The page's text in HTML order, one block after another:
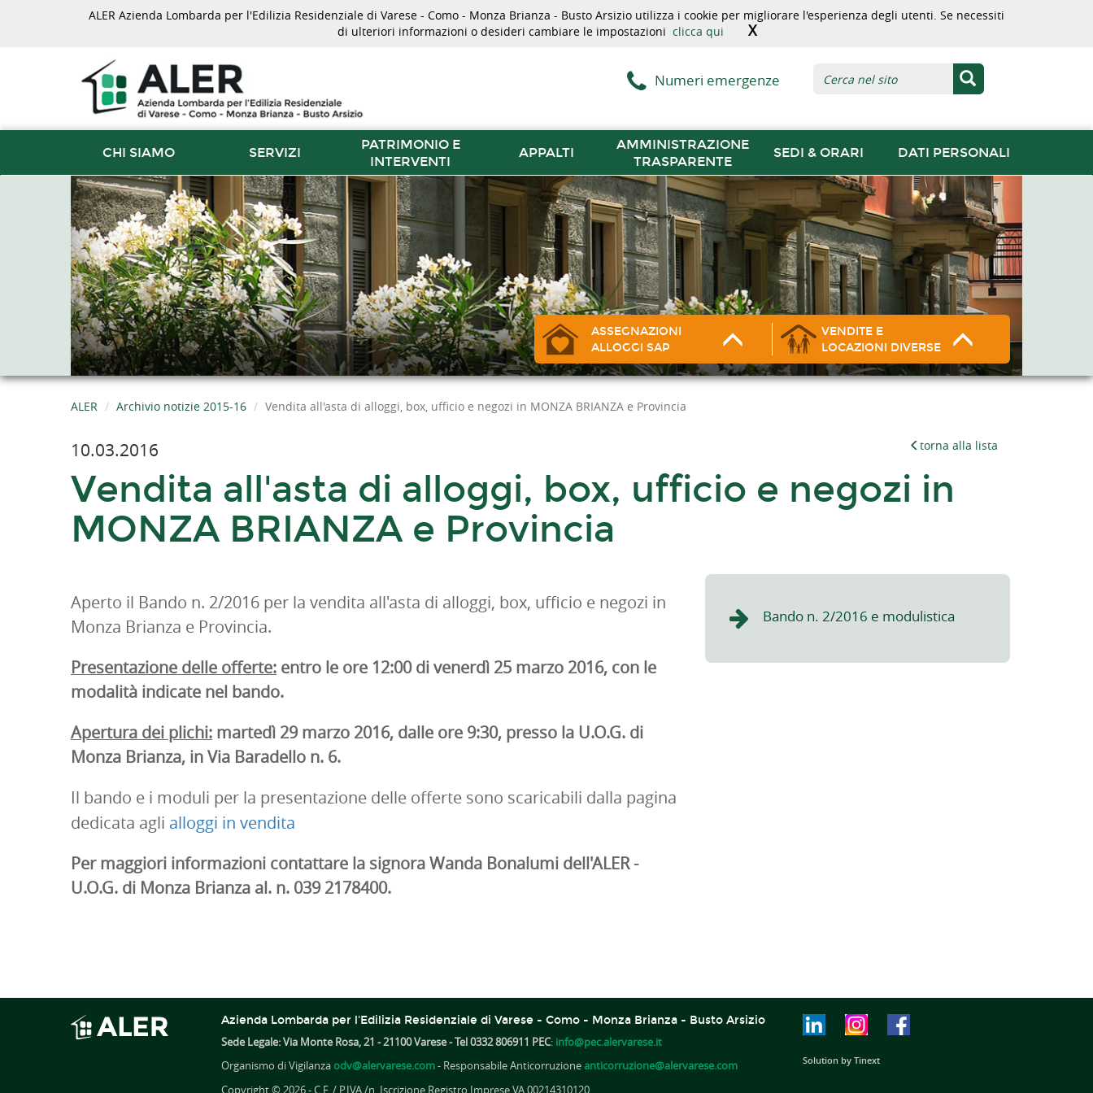
ALER Azienda Lombarda per l'Edilizia Residenziale di Varese - Como - Monza Brianza - Busto Arsizio utilizza i cookie per migliorare l'esperienza degli utenti. Se necessiti
di ulteriori informazioni o desideri cambiare le impostazioni clicca qui X
Numeri emergenze
CHI SIAMO SERVIZI
PATRIMONIO E
INTERVENTI
APPALTI
AMMINISTRAZIONE
TRASPARENTE
SEDI & ORARI DATI PERSONALI
ASSEGNAZIONI
ALLOGGI SAP
VENDITE E
LOCAZIONI DIVERSE
ALER Archivio notizie 2015-16 Vendita all'asta di alloggi, box, ufficio e negozi in MONZA BRIANZA e Provincia
10.03.2016 torna alla lista
Vendita all'asta di alloggi, box, ufficio e negozi in
MONZA BRIANZA e Provincia
Aperto il Bando n. 2/2016 per la vendita all'asta di alloggi, box, ufficio e negozi in
Monza Brianza e Provincia.
Presentazione delle offerte: entro le ore 12:00 di venerdì 25 marzo 2016, con le
modalità indicate nel bando.
Apertura dei plichi: martedì 29 marzo 2016, dalle ore 9:30, presso la U.O.G. di
Monza Brianza, in Via Baradello n. 6.
Il bando e i moduli per la presentazione delle offerte sono scaricabili dalla pagina
dedicata agli alloggi in vendita
Per maggiori informazioni contattare la signora Wanda Bonalumi dell'ALER -
U.O.G. di Monza Brianza al. n. 039 2178400.
Bando n. 2/2016 e modulistica
Azienda Lombarda per l'Edilizia Residenziale di Varese - Como - Monza Brianza - Busto Arsizio
Sede Legale: Via Monte Rosa, 21 - 21100 Varese - Tel 0332 806911 PEC: info@pec.alervarese.it
Organismo di Vigilanzaodv@alervarese.com- Responsabile Anticorruzioneanticorruzione@alervarese.com
Copyright © 2026 - C.F. / P.IVA /n. Iscrizione Registro Imprese VA 00214310120
Solution by Tinext